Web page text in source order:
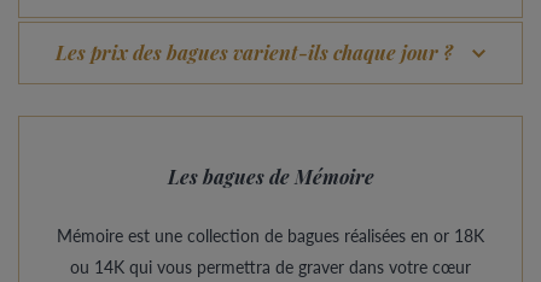
Les prix des bagues varient-ils chaque jour ?
Les bagues de Mémoire
Mémoire est une collection de bagues réalisées en or 18K
ou 14K qui vous permettra de graver dans votre cœur